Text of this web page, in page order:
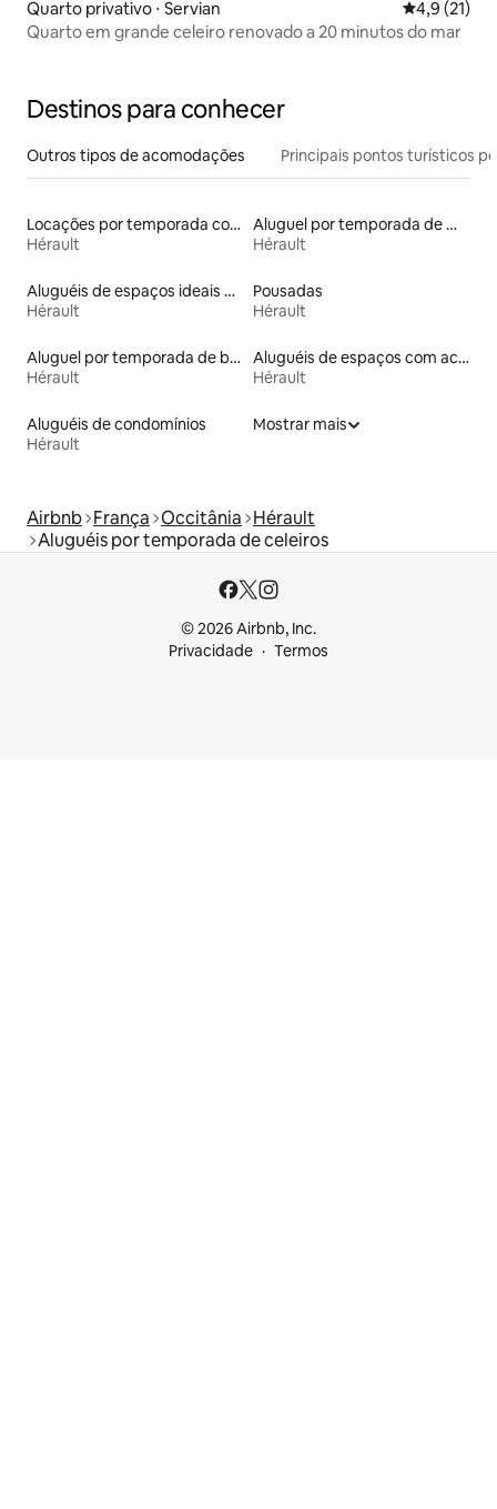
Quarto privativo ⋅ Servian 4,9 de uma
4,9 (21)
Quarto em grande celeiro renovado a 20 minutos do mar
Destinos para conhecer
Outros tipos de acomodações Principais pontos turísticos
Locações por temporada com piscina
Hérault
Aluguel por temporada de microcasas
Hérault
Aluguéis de espaços ideais para famílias
Hérault
Pousadas
Hérault
Aluguel por temporada de barcos
Hérault
Aluguéis de espaços com acesso direto a pistas de esqui
Hérault
Aluguéis de condomínios
Hérault
Mostrar mais
Airbnb França Occitânia Hérault
Aluguéis por temporada de celeiros
© 2026 Airbnb, Inc.
Privacidade
Termos